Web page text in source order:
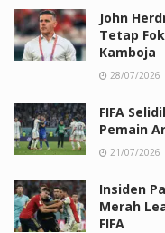
John
Tetap
Kamboja
28/07/2026
FIFA
Pemain
21/07/2026
Insiden
Merah
FIFA